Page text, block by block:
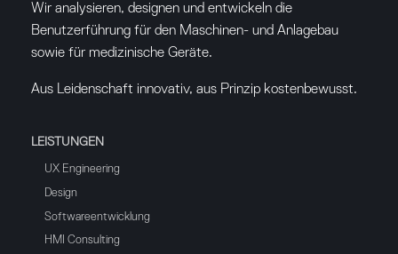
Wir analysieren, designen und entwickeln die
Benutzerführung für den Maschinen- und Anlagebau
sowie für medizinische Geräte.
Aus Leidenschaft innovativ, aus Prinzip kostenbewusst.
LEISTUNGEN
UX Engineering
Design
Softwareentwicklung
HMI Consulting